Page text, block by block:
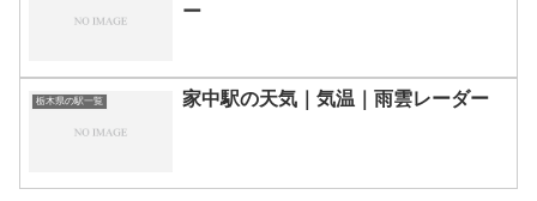
ー
栃木県の駅一覧 家中駅の天気｜気温｜雨雲レーダー